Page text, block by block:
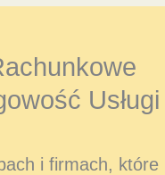
Usługi
i firmach, które